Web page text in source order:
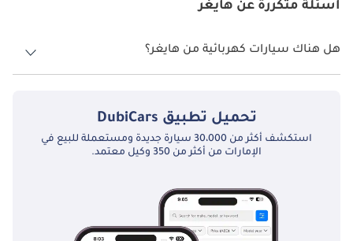
1. الكفاءة: تم تصميم حافلات Higer مع مراعاة كفاءة استهلاك الوقود.
بمساحات داخلية واسعة ، ومقاعد عالية الجودة ، وأنظمة تكييف هواء
أمان متقدمة ، مثل أنظمة المكابح المانعة للانغلاق والتحكم في الثبات ، مما
أسئلة متكررة عن هايغر
هل هناك سيارات كهربائية من هايغر؟
لا، هايغر لا تقدم أي سيارات كهربائية في الإمارات العربية المتحدة.
تحميل تطبيق DubiCars
استكشف أكثر من 30،000 سيارة جديدة ومستعملة للبيع في
الإمارات من أكثر من 350 وكيل معتمد.